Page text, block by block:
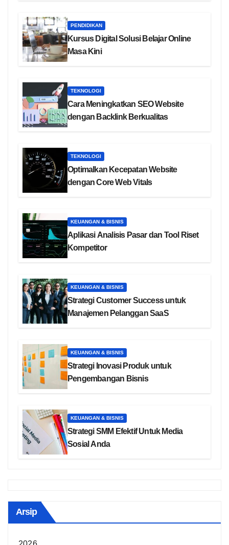
PENDIDIKAN
Kursus Digital Solusi Belajar Online
Masa Kini
TEKNOLOGI
Cara Meningkatkan SEO Website
dengan Backlink Berkualitas
TEKNOLOGI
Optimalkan Kecepatan Website
dengan Core Web Vitals
KEUANGAN & BISNIS
Aplikasi Analisis Pasar dan Tool Riset
Kompetitor
KEUANGAN & BISNIS
Strategi Customer Success untuk
Manajemen Pelanggan SaaS
KEUANGAN & BISNIS
Strategi Inovasi Produk untuk
Pengembangan Bisnis
KEUANGAN & BISNIS
Strategi SMM Efektif Untuk Media
Sosial Anda
Arsip